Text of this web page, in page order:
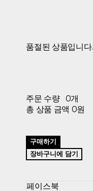
품절된 상품입니다.
주문 수량
0개
총 상품 금액 0원
구매하기
장바구니에 담기
페이스북